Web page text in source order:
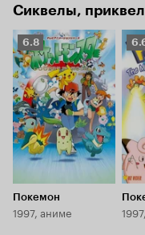
Сиквелы,
Рейтинг
Кинопоиска
6.8
6.8
Покемон
1997, аниме